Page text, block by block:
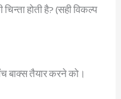
होती है? (सही विकल्प
बाक्स तैयार करने को।